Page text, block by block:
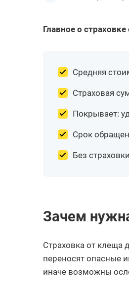
Главное о
Средняя
Страховая
Покрывает:
Срок
Без
Зачем
Страховка от клеща
переносят опасные
иначе возможны